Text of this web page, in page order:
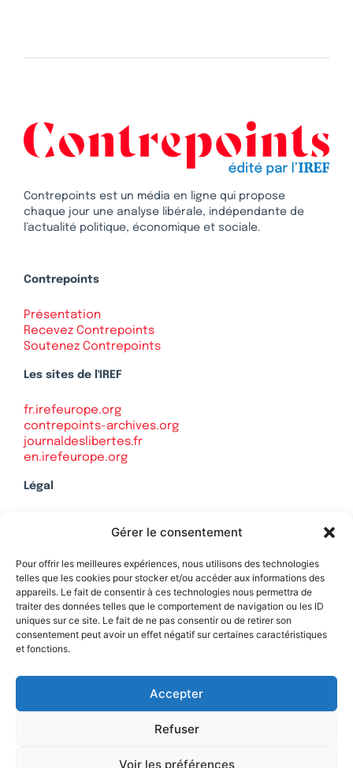
Gérer le consentement
Pour offrir les meilleures expériences, nous utilisons des technologies
telles que les cookies pour stocker et/ou accéder aux informations des
appareils. Le fait de consentir à ces technologies nous permettra de
traiter des données telles que le comportement de navigation ou les ID
uniques sur ce site. Le fait de ne pas consentir ou de retirer son
consentement peut avoir un effet négatif sur certaines caractéristiques
et fonctions.
Accepter
Refuser
Voir les préférences
Contrepoints est un média en ligne qui propose
chaque jour une analyse libérale, indépendante de
l’actualité politique, économique et sociale.
Contrepoints
Présentation
Recevez Contrepoints
Soutenez Contrepoints
Les sites de l'IREF
fr.irefeurope.org
contrepoints-archives.org
journaldeslibertes.fr
en.irefeurope.org
Légal
Politique de confidentialité
Contact
Soutenez Contrepoints